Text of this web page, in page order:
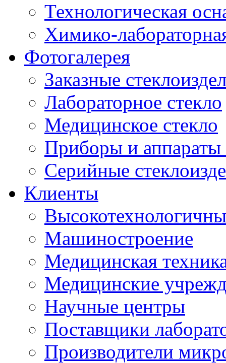
Технологическая
Химико-
Фотогалерея
Заказные
Лабораторное стекло
Медицинское стекло
Приборы и аппараты
Серийные
Клиенты
Машиностроение
Медицинская
Медицинские
Научные центры
Поставщики
Производители